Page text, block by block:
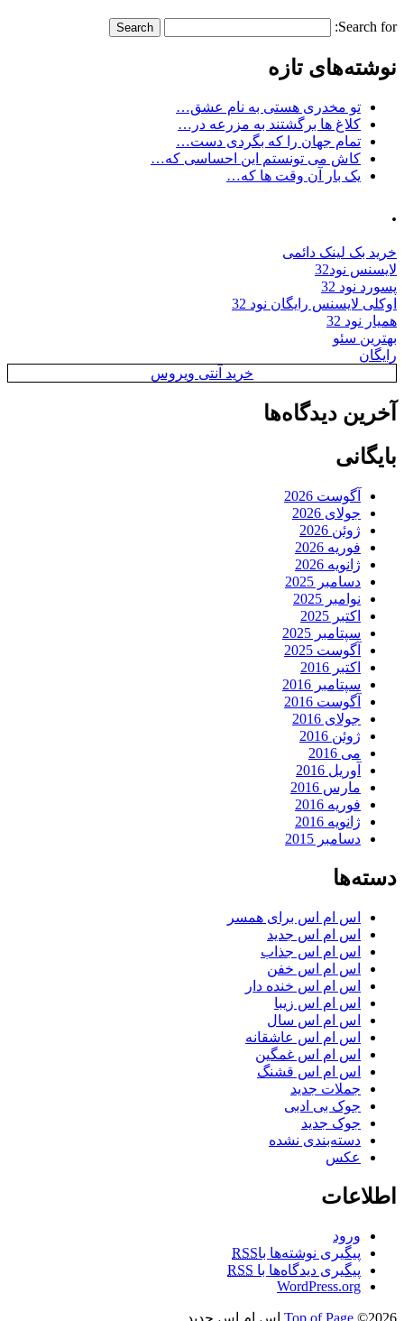
Search for:
نوشته‌های تازه
تو مخدری هستی به نام عشق…
کلاغ ها برگشتند به مزرعه در…
تمام جهان را که بگردی دست…
کاش می تونستم این احساسی که…
یک بار آن وقت ها که…
.
خرید بک لینک دائمی
لایسنس نود32
پسورد نود 32
اوکلی لایسنس رایگان نود 32
همیار نود 32
بهترین سئو
رایگان
خرید آنتی ویروس
آخرین دیدگاه‌ها
بایگانی
آگوست 2026
جولای 2026
ژوئن 2026
فوریه 2026
ژانویه 2026
دسامبر 2025
نوامبر 2025
اکتبر 2025
سپتامبر 2025
آگوست 2025
اکتبر 2016
سپتامبر 2016
آگوست 2016
جولای 2016
ژوئن 2016
می 2016
آوریل 2016
مارس 2016
فوریه 2016
ژانویه 2016
دسامبر 2015
دسته‌ها
اس ام اس برای همسر
اس ام اس جدید
اس ام اس جذاب
اس ام اس خفن
اس ام اس خنده دار
اس ام اس زیبا
اس ام اس سال
اس ام اس عاشقانه
اس ام اس غمگین
اس ام اس قشنگ
جملات جدید
جوک بی ادبی
جوک جدید
دسته‌بندی نشده
عکس
اطلاعات
ورود
پیگیری نوشته‌ها باRSS
پیگیری دیدگاه‌ها با RSS
WordPress.org
Top of Page ©2026 اس ام اس جدید